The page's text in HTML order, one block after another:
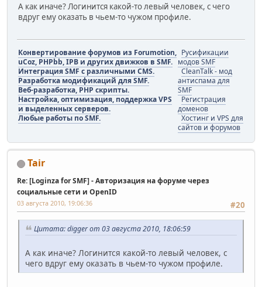
А как иначе? Логинится какой-то левый человек, с чего
вдруг ему оказать в чьем-то чужом профиле.
Конвертирование форумов из Forumotion,
uCoz, PHPbb, IPB и других движков в SMF.
Интеграция SMF с различными CMS.
Разработка модификаций для SMF.
Веб-разработка, PHP скрипты.
Настройка, оптимизация, поддержка VPS
и выделенных серверов.
Любые работы по SMF.
Русификации
модов SMF
CleanTalk - мод
антиспама для
SMF
Регистрация
доменов
Хостинг и VPS для
сайтов и форумов
Tair
Re: [Loginza for SMF] - Авторизация на форуме через
социальные сети и OpenID
#20
03 августа 2010, 19:06:36
Цитата: digger от 03 августа 2010, 18:06:59
А как иначе? Логинится какой-то левый человек, с
чего вдруг ему оказать в чьем-то чужом профиле.